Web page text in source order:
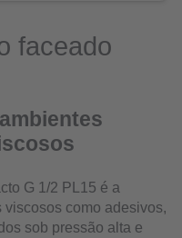
faceado
G 1/2 PL15 é a
como adesivos,
sob pressão alta e